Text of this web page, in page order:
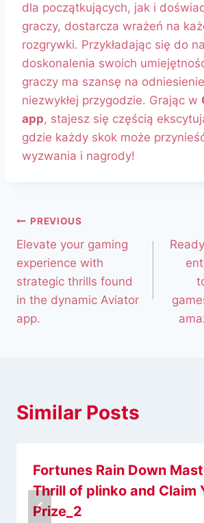
dla początkujących, jak i
graczy, dostarcza wrażeń na
rozgrywki. Przykładając się do
doskonalenia swoich
graczy ma szansę na
niezwykłej przygodzie. Grając w
app, stajesz się częścią
gdzie każdy skok może
wyzwania i nagrody!
PREVIOUS
Elevate your gaming
experience with
strategic thrills found
in the dynamic Aviator
app.
Similar Posts
Fortunes Rain Down
Thrill of plinko and Claim
Prize_2